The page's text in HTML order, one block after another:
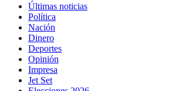
Últimas noticias
Política
Nación
Dinero
Deportes
Opinión
Impresa
Jet Set